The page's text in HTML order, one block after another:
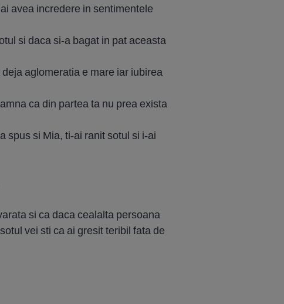
avea incredere in sentimentele
si daca si-a bagat in pat aceasta
aglomeratia e mare iar iubirea
ca din partea ta nu prea exista
spus si Mia, ti-ai ranit sotul si i-ai
si ca daca cealalta persoana
vei sti ca ai gresit teribil fata de